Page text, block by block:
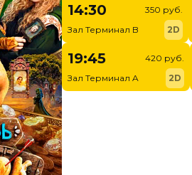
14:30
Зал Терминал B
350 руб.
2D
19:45
Зал Терминал A
420 руб.
2D